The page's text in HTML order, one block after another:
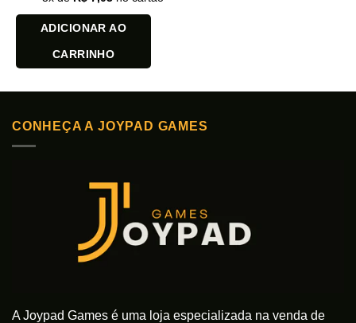
ADICIONAR AO
CARRINHO
CONHEÇA A JOYPAD GAMES
A Joypad Games é uma loja especializada na venda de